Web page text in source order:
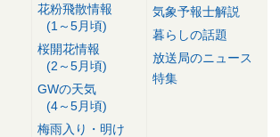
花粉飛散情報
(1～5月頃)
桜開花情報
(2～5月頃)
GWの天気
(4～5月頃)
梅雨入り・明け
気象予報士解説
暮らしの話題
放送局のニュース
特集